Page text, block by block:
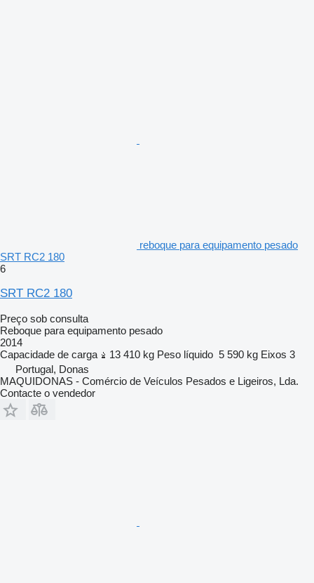
reboque para equipamento pesado
SRT RC2 180
6
SRT RC2 180
Preço sob consulta
Reboque para equipamento pesado
2014
Capacidade de carga
13 410 kg Peso líquido 5 590 kg Eixos 3
Portugal, Donas
MAQUIDONAS - Comércio de Veículos Pesados e Ligeiros, Lda.
Contacte o vendedor